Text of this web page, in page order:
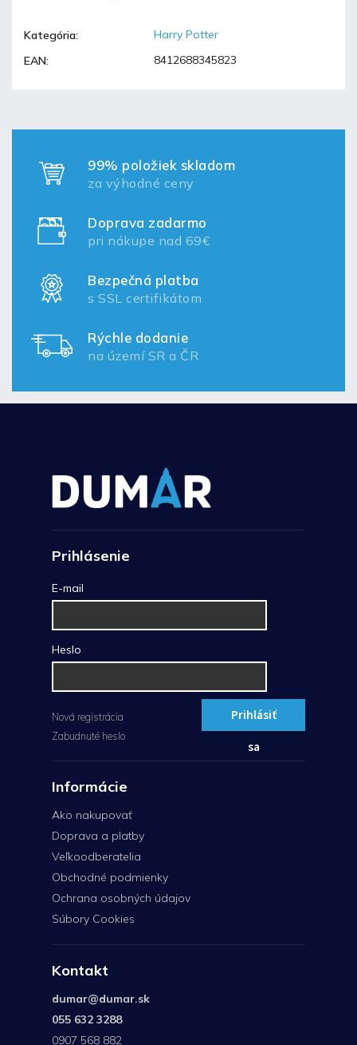
Kategória:
Harry Potter
EAN: 8412688345823
99% položiek skladom
za výhodné ceny
Doprava zadarmo
pri nákupe nad 69€
Bezpečná platba
s SSL certifikátom
Rýchle dodanie
na území SR a ČR
Prihlásenie
E-mail
Heslo
Prihlásiť
sa
Nová registrácia
Zabudnuté heslo
Informácie
Ako nakupovať
Doprava a platby
Veľkoodberatelia
Obchodné podmienky
Ochrana osobných údajov
Súbory Cookies
Kontakt
dumar@dumar.sk
055 632 3288
0907 568 882